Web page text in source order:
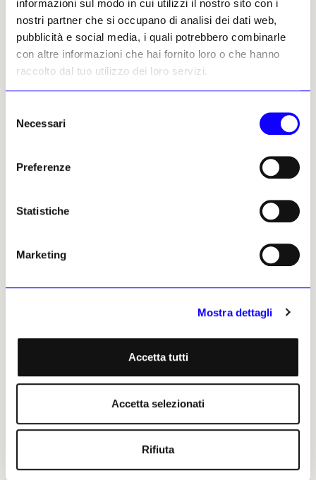
informazioni sul modo in cui utilizzi il nostro sito con i
nostri partner che si occupano di analisi dei dati web,
pubblicità e social media, i quali potrebbero combinarle
con altre informazioni che hai fornito loro o che hanno
raccolto dal tuo utilizzo dei loro servizi.
delNecessari
Preferenze
Statistiche
Marketing
Mostra dettagli
Accetta tutti
Accetta selezionati
Rifiuta
Riccardo Deni, 07 maggio 2026